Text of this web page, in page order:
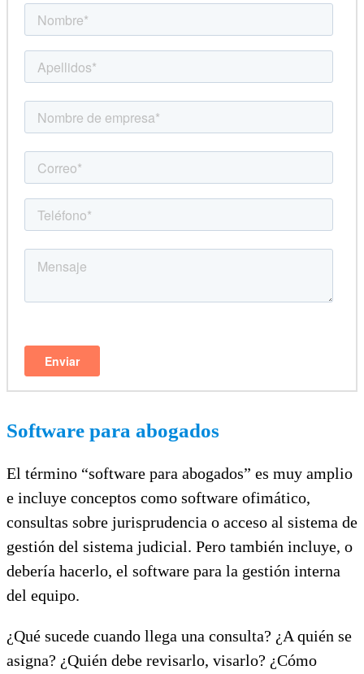
Software para abogados
El término “software para abogados” es muy amplio
e incluye conceptos como software ofimático,
consultas sobre jurisprudencia o acceso al sistema de
gestión del sistema judicial. Pero también incluye, o
debería hacerlo, el software para la gestión interna
del equipo.
¿Qué sucede cuando llega una consulta? ¿A quién se
asigna? ¿Quién debe revisarlo, visarlo? ¿Cómo